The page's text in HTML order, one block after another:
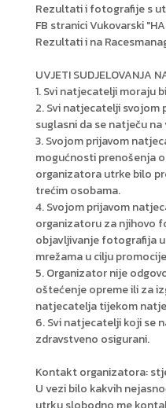
Rezultati i fotografije s
FB stranici Vukovarski
Rezultati i na
UVJETI SUDJELOVANJA
1. Svi natjecatelji moraju
2. Svi natjecatelji svojom
suglasni da se natječu
3. Svojom prijavom
mogućnosti prenošenja
organizatora utrke bilo
trećim osobama.
4. Svojom prijavom
organizatoru za njihovo
objavljivanje fotografija
mrežama u cilju
5. Organizator nije
oštećenje opreme ili za
natjecatelja tijekom
6. Svi natjecatelji koji se
zdravstveno osigurani.
Kontakt organizatora:
U vezi bilo kakvih